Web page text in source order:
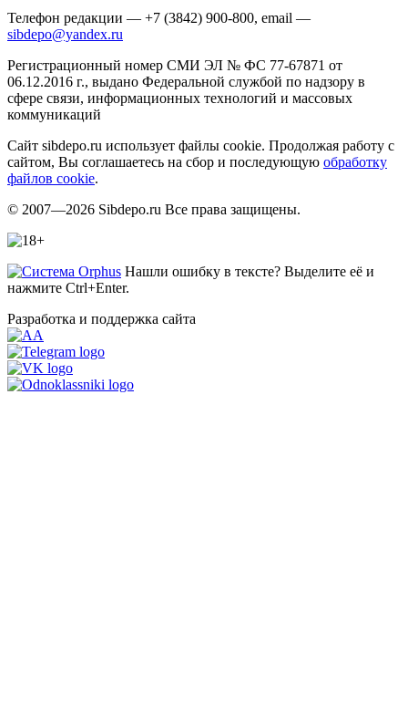
Телефон редакции — +7 (3842) 900-800, email —
sibdepo@yandex.ru
Регистрационный номер СМИ ЭЛ № ФС 77-67871 от
06.12.2016 г., выдано Федеральной службой по надзору в
сфере связи, информационных технологий и массовых
коммуникаций
Сайт sibdepo.ru использует файлы cookie. Продолжая работу с
сайтом, Вы соглашаетесь на сбор и последующую обработку
файлов cookie.
© 2007—2026 Sibdepo.ru Все права защищены.
Нашли ошибку в тексте? Выделите её и
нажмите Ctrl+Enter.
Разработка и поддержка сайта